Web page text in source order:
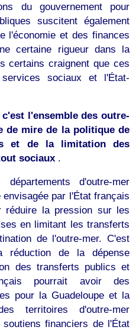
du gouvernement pour
suscitent également
l'économie et des finances
certaine rigueur dans la
certains craignent que ces
sociaux et l'État-
l'ensemble des outre-
de mire de la politique de
et de la limitation des
sociaux .
d'outre-mer
par l'État français
réduire la pression sur les
en limitant les transferts
de l'outre-mer. C'est
de la dépense
des transferts publics et
pourrait avoir des
pour la Guadeloupe et la
territoires d'outre-mer
financiers de l'État